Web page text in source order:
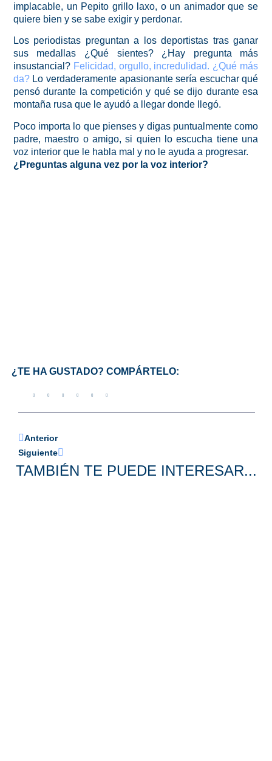
implacable, un Pepito grillo laxo, o un animador que se
quiere bien y se sabe exigir y perdonar.
Los periodistas preguntan a los deportistas tras ganar
sus medallas ¿Qué sientes? ¿Hay pregunta más
insustancial? Felicidad, orgullo, incredulidad. ¿Qué más
da?Lo verdaderamente apasionante sería escuchar qué
pensó durante la competición y qué se dijo durante esa
montaña rusa que le ayudó a llegar donde llegó.
Poco importa lo que pienses y digas puntualmente como
padre, maestro o amigo, si quien lo escucha tiene una
voz interior que le habla mal y no le ayuda a progresar.
¿Preguntas alguna vez por la voz interior?
¿TE HA GUSTADO? COMPÁRTELO:
Anterior
Siguiente
TAMBIÉN TE PUEDE INTERESAR...